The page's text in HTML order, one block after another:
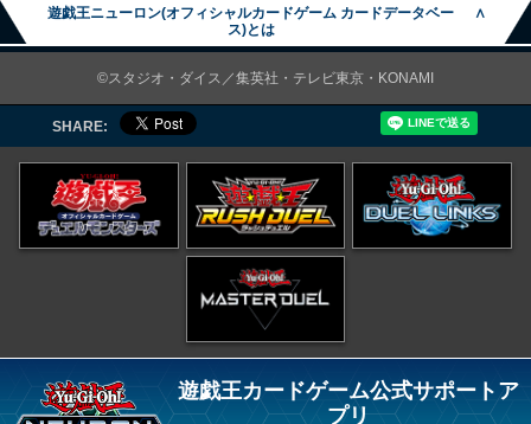
遊戯王ニューロン(オフィシャルカードゲーム カードデータベー
ス)とは
∧
©スタジオ・ダイス／集英社・テレビ東京・KONAMI
SHARE:
遊戯王カードゲーム公式サポートア
プリ